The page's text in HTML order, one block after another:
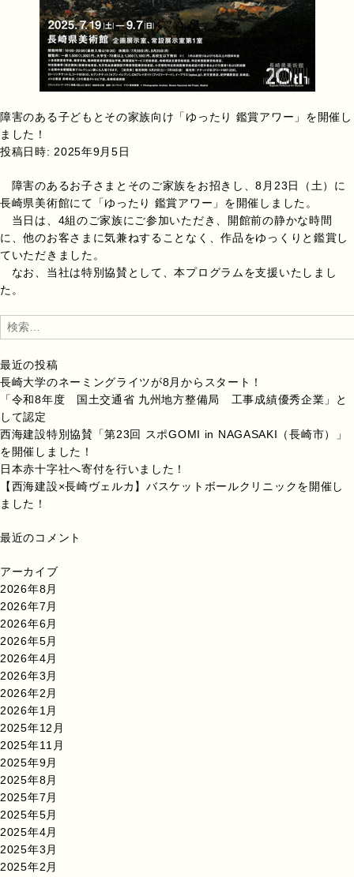
障害のある子どもとその家族向け「ゆったり 鑑賞アワー」を開催し
ました！
投稿日時: 2025年9月5日
障害のあるお子さまとそのご家族をお招きし、8月23日（土）に
長崎県美術館にて「ゆったり 鑑賞アワー」を開催しました。
当日は、4組のご家族にご参加いただき、開館前の静かな時間
に、他のお客さまに気兼ねすることなく、作品をゆっくりと鑑賞し
ていただきました。
なお、当社は特別協賛として、本プログラムを支援いたしまし
た。
検
索:
最近の投稿
長崎大学のネーミングライツが8月からスタート！
「令和8年度 国土交通省 九州地方整備局 工事成績優秀企業」と
して認定
西海建設特別協賛「第23回 スポGOMI in NAGASAKI（長崎市）」
を開催しました！
日本赤十字社へ寄付を行いました！
【西海建設×長崎ヴェルカ】バスケットボールクリニックを開催し
ました！
最近のコメント
アーカイブ
2026年8月
2026年7月
2026年6月
2026年5月
2026年4月
2026年3月
2026年2月
2026年1月
2025年12月
2025年11月
2025年9月
2025年8月
2025年7月
2025年5月
2025年4月
2025年3月
2025年2月